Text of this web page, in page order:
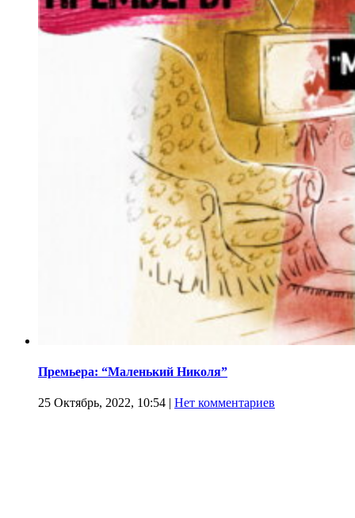
Премьера: “Маленький Николя”
25 Октябрь, 2022, 10:54 | Нет комментариев